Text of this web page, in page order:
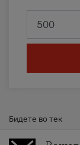
Бидете во тек